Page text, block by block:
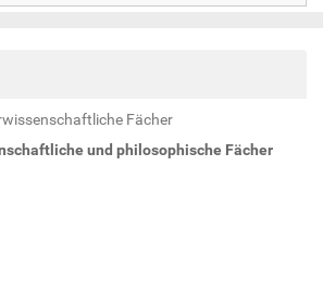
Fächer
und philosophische Fächer